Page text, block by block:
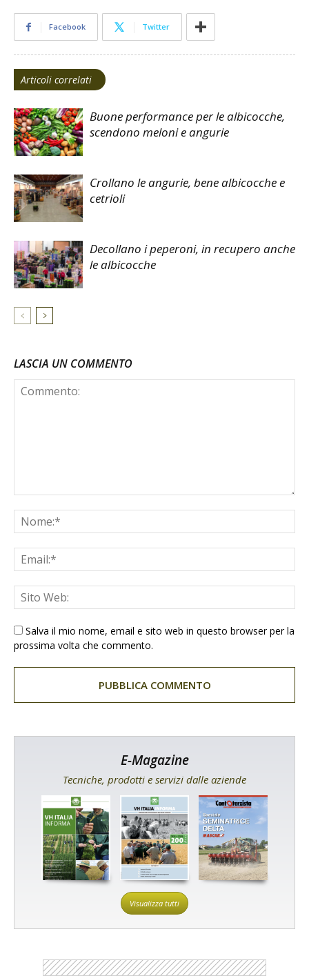
Facebook Twitter
Articoli correlati
Buone performance per le albicocche,
scendono meloni e angurie
Crollano le angurie, bene albicocche e
cetrioli
Decollano i peperoni, in recupero anche
le albicocche
LASCIA UN COMMENTO
Salva il mio nome, email e sito web in questo browser per la
prossima volta che commento.
E-Magazine
Tecniche, prodotti e servizi dalle aziende
Visualizza tutti